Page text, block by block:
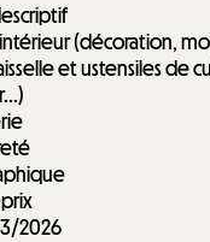
(décoration,
et ustensiles de
2026